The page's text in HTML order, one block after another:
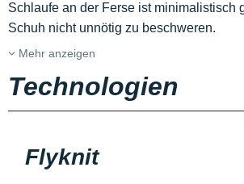
Schlaufe an der Ferse ist minimalistisch
Schuh nicht unnötig zu beschweren.
Mehr anzeigen
Technologien
Flyknit